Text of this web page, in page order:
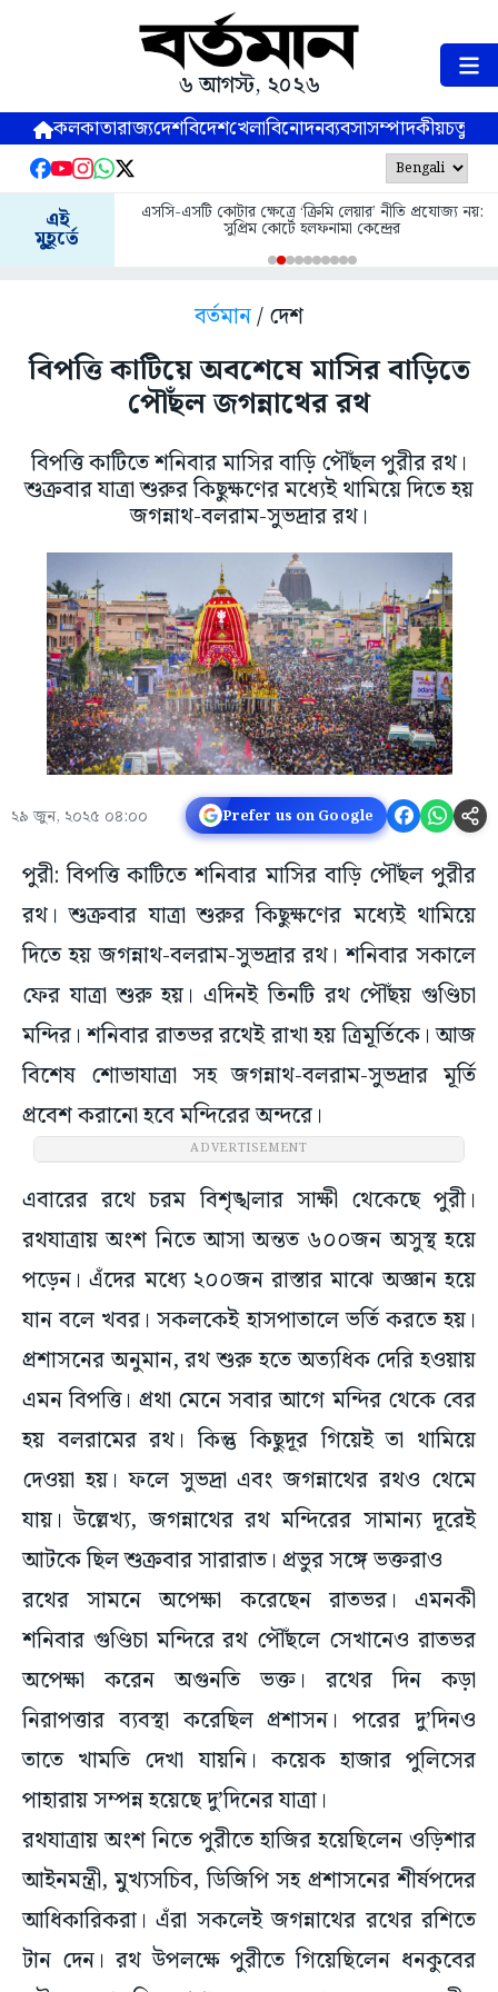
৬ আগস্ট, ২০২৬
কলকাতারাজ্যদেশবিদেশখেলাবিনোদনব্যবসাসম্পাদকীয়
এই
মুহূর্তে
এসসি-এসটি কোটার ক্ষেত্রে ‘ক্রিমি লেয়ার’ নীতি প্রযোজ্য নয়:
সুপ্রিম কোর্টে হলফনামা কেন্দ্রের
বর্তমান/ দেশ
বিপত্তি কাটিয়ে অবশেষে মাসির বাড়িতে
পৌঁছল জগন্নাথের রথ
বিপত্তি কাটিতে শনিবার মাসির বাড়ি পৌঁছল পুরীর রথ।
শুক্রবার যাত্রা শুরুর কিছুক্ষণের মধ্যেই থামিয়ে দিতে হয়
জগন্নাথ-বলরাম-সুভদ্রার রথ।
২৯ জুন, ২০২৫ ০৪:০০ Prefer us on Google
পুরী: বিপত্তি কাটিতে শনিবার মাসির বাড়ি পৌঁছল পুরীর
রথ। শুক্রবার যাত্রা শুরুর কিছুক্ষণের মধ্যেই থামিয়ে
দিতে হয় জগন্নাথ-বলরাম-সুভদ্রার রথ। শনিবার সকালে
ফের যাত্রা শুরু হয়। এদিনই তিনটি রথ পৌঁছয় গুণ্ডিচা
মন্দির। শনিবার রাতভর রথেই রাখা হয় ত্রিমূর্তিকে। আজ
বিশেষ শোভাযাত্রা সহ জগন্নাথ-বলরাম-সুভদ্রার মূর্তি
প্রবেশ করানো হবে মন্দিরের অন্দরে।
ADVERTISEMENT
এবারের রথে চরম বিশৃঙ্খলার সাক্ষী থেকেছে পুরী।
রথযাত্রায় অংশ নিতে আসা অন্তত ৬০০জন অসুস্থ হয়ে
পড়েন। এঁদের মধ্যে ২০০জন রাস্তার মাঝে অজ্ঞান হয়ে
যান বলে খবর। সকলকেই হাসপাতালে ভর্তি করতে হয়।
প্রশাসনের অনুমান, রথ শুরু হতে অত্যধিক দেরি হওয়ায়
এমন বিপত্তি। প্রথা মেনে সবার আগে মন্দির থেকে বের
হয় বলরামের রথ। কিন্তু কিছুদূর গিয়েই তা থামিয়ে
দেওয়া হয়। ফলে সুভদ্রা এবং জগন্নাথের রথও থেমে
যায়। উল্লেখ্য, জগন্নাথের রথ মন্দিরের সামান্য দূরেই
আটকে ছিল শুক্রবার সারারাত। প্রভুর সঙ্গে ভক্তরাও
রথের সামনে অপেক্ষা করেছেন রাতভর। এমনকী
শনিবার গুণ্ডিচা মন্দিরে রথ পৌঁছলে সেখানেও রাতভর
অপেক্ষা করেন অগুনতি ভক্ত। রথের দিন কড়া
নিরাপত্তার ব্যবস্থা করেছিল প্রশাসন। পরের দু’দিনও
তাতে খামতি দেখা যায়নি। কয়েক হাজার পুলিসের
পাহারায় সম্পন্ন হয়েছে দু’দিনের যাত্রা।
রথযাত্রায় অংশ নিতে পুরীতে হাজির হয়েছিলেন ওড়িশার
আইনমন্ত্রী, মুখ্যসচিব, ডিজিপি সহ প্রশাসনের শীর্ষপদের
আধিকারিকরা। এঁরা সকলেই জগন্নাথের রথের রশিতে
টান দেন। রথ উপলক্ষে পুরীতে গিয়েছিলেন ধনকুবের